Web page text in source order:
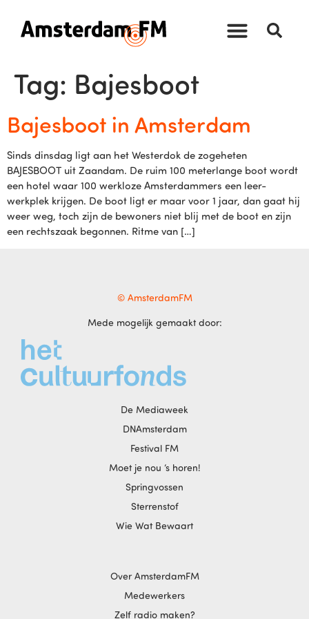
Tag: Bajesboot
Bajesboot in Amsterdam
Sinds dinsdag ligt aan het Westerdok de zogeheten
BAJESBOOT uit Zaandam. De ruim 100 meterlange boot wordt
een hotel waar 100 werkloze Amsterdammers een leer-
werkplek krijgen. De boot ligt er maar voor 1 jaar, dan gaat hij
weer weg, toch zijn de bewoners niet blij met de boot en zijn
een rechtszaak begonnen. Ritme van […]
© AmsterdamFM
Mede mogelijk gemaakt door:
De Mediaweek
DNAmsterdam
Festival FM
Moet je nou ‘s horen!
Springvossen
Sterrenstof
Wie Wat Bewaart
Over AmsterdamFM
Medewerkers
Zelf radio maken?